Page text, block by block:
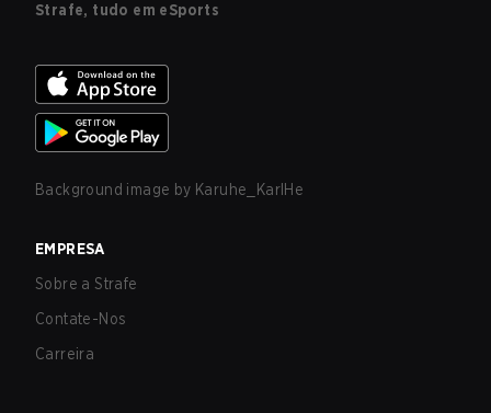
Strafe, tudo em eSports
Background image by Karuhe_KarlHe
EMPRESA
Sobre a Strafe
Contate-Nos
Carreira